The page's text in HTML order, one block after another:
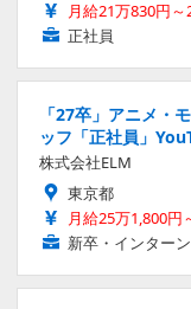
月給21万830円～
正社員
「27卒」アニメ・
ッフ「正社員」
株式会社ELM
東京都
月給25万1,800円
新卒・インターン